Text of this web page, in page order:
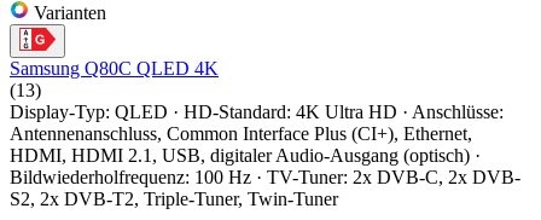
Varianten
Samsung Q80C QLED 4K
(13)
Display-Typ: QLED · HD-Standard: 4K Ultra HD · Anschlüsse:
Antennenanschluss, Common Interface Plus (CI+), Ethernet,
HDMI, HDMI 2.1, USB, digitaler Audio-Ausgang (optisch) ·
Bildwiederholfrequenz: 100 Hz · TV-Tuner: 2x DVB-C, 2x DVB-
S2, 2x DVB-T2, Triple-Tuner, Twin-Tuner